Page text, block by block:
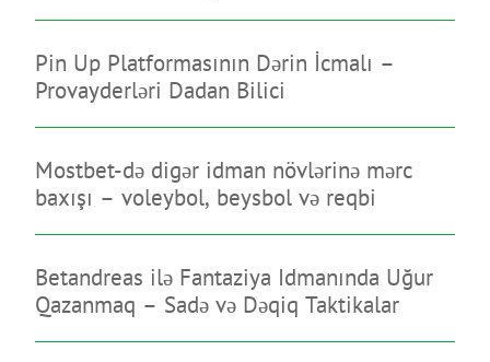
Pin Up Platformasının Dərin İcmalı –
Provayderləri Dadan Bilici
Mostbet-də digər idman növlərinə mərc
baxışı – voleybol, beysbol və reqbi
Betandreas ilə Fantaziya Idmanında Uğur
Qazanmaq – Sadə və Dəqiq Taktikalar